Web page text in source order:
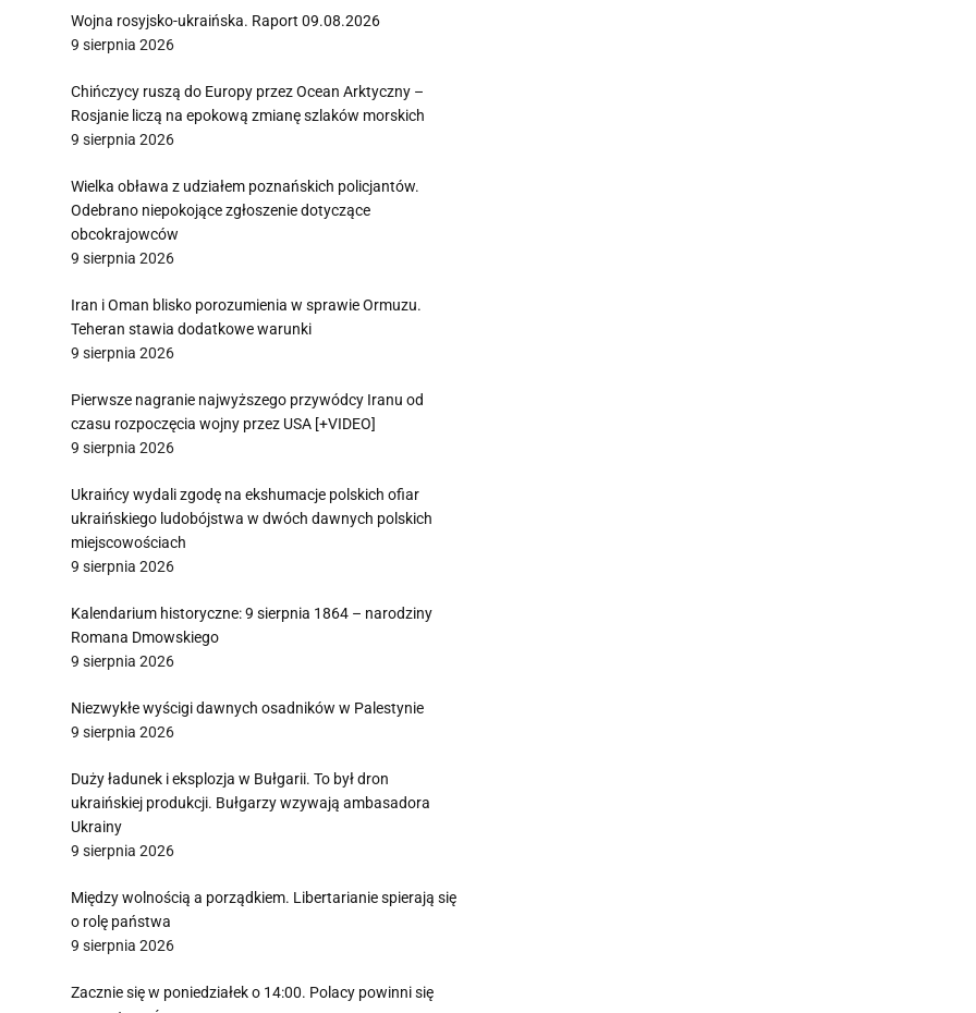
Wojna rosyjsko-ukraińska. Raport 09.08.2026
9 sierpnia 2026
Chińczycy ruszą do Europy przez Ocean Arktyczny –
Rosjanie liczą na epokową zmianę szlaków morskich
9 sierpnia 2026
Wielka obława z udziałem poznańskich policjantów.
Odebrano niepokojące zgłoszenie dotyczące
obcokrajowców
9 sierpnia 2026
Iran i Oman blisko porozumienia w sprawie Ormuzu.
Teheran stawia dodatkowe warunki
9 sierpnia 2026
Pierwsze nagranie najwyższego przywódcy Iranu od
czasu rozpoczęcia wojny przez USA [+VIDEO]
9 sierpnia 2026
Ukraińcy wydali zgodę na ekshumacje polskich ofiar
ukraińskiego ludobójstwa w dwóch dawnych polskich
miejscowościach
9 sierpnia 2026
Kalendarium historyczne: 9 sierpnia 1864 – narodziny
Romana Dmowskiego
9 sierpnia 2026
Niezwykłe wyścigi dawnych osadników w Palestynie
9 sierpnia 2026
Duży ładunek i eksplozja w Bułgarii. To był dron
ukraińskiej produkcji. Bułgarzy wzywają ambasadora
Ukrainy
9 sierpnia 2026
Między wolnością a porządkiem. Libertarianie spierają się
o rolę państwa
9 sierpnia 2026
Zacznie się w poniedziałek o 14:00. Polacy powinni się